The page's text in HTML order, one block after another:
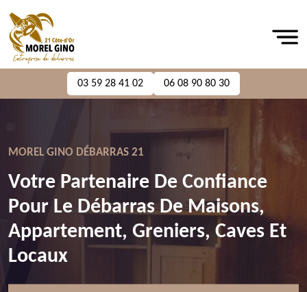
03 59 28 41 02 06 08 90 80 30
MOREL GINO DÉBARRAS 21
Votre Partenaire De Confiance
Pour Le Débarras De Maisons,
Appartement, Greniers, Caves Et
Locaux